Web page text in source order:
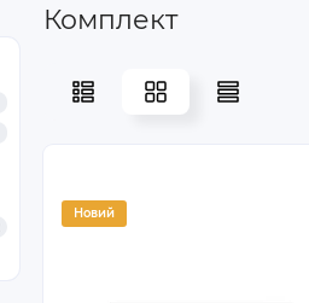
Комплект
Новий